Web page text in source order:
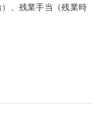
、残業手当（残業時